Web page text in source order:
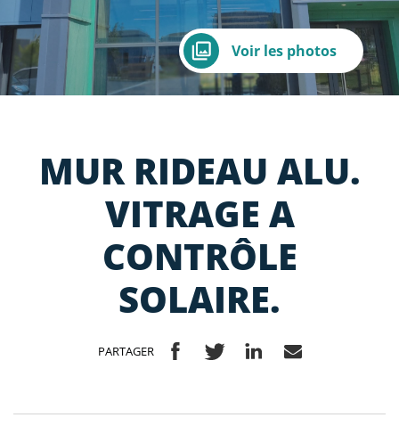
Voir les photos
MUR RIDEAU ALU.
VITRAGE A
CONTRÔLE
SOLAIRE.
PARTAGER